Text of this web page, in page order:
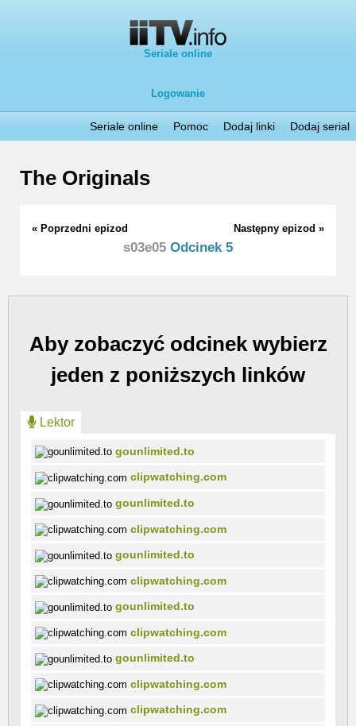
Seriale online
Logowanie
Seriale online Pomoc Dodaj linki Dodaj serial
The Originals
« Poprzedni epizod Następny epizod »
s03e05 Odcinek 5
Aby zobaczyć odcinek wybierz
jeden z poniższych linków
Lektor
gounlimited.to
clipwatching.com
gounlimited.to
clipwatching.com
gounlimited.to
clipwatching.com
gounlimited.to
clipwatching.com
gounlimited.to
clipwatching.com
clipwatching.com